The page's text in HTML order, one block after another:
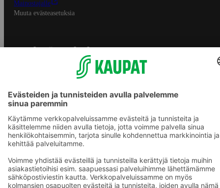
Mainostajalle
Muuta evästeasetuksia
S-ryhmän palvelut
Asiakasomistajuus
Yhteishyvä Ruoka -sovellus
Prisma.fi
Sokos.fi
S-Pankki
Sokos Hotels
Raflaamo